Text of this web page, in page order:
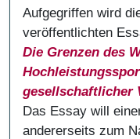
Aufgegriffen wird
veröffentlichten
Die Grenzen des
gesellschaftlicher
Das Essay will
andererseits zum